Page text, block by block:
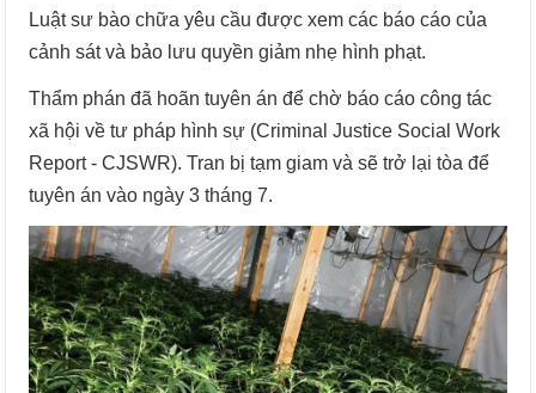
Luật sư bào chữa yêu cầu được xem các báo cáo của
cảnh sát và bảo lưu quyền giảm nhẹ hình phạt.
Thẩm phán đã hoãn tuyên án để chờ báo cáo công tác
xã hội về tư pháp hình sự (Criminal Justice Social Work
Report - CJSWR). Tran bị tạm giam và sẽ trở lại tòa để
tuyên án vào ngày 3 tháng 7.